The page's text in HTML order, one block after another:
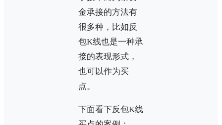
金承接的方法有
很多种，比如反
包K线也是一种承
接的表现形式，
也可以作为买
点。
下面看下反包K线